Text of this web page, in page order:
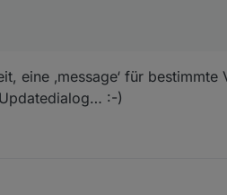
eine ‚message‘ für bestimmte
:-)